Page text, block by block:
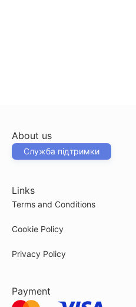
About us
Служба підтримки
Links
Terms and Conditions
Cookie Policy
Privacy Policy
Payment